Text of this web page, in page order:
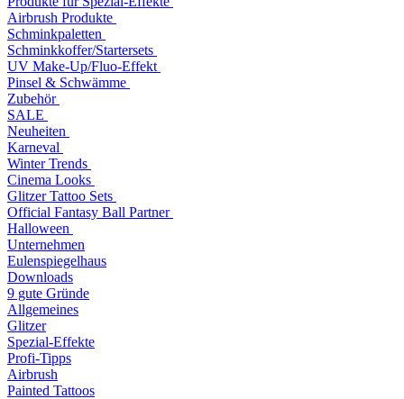
Airbrush Produkte
Schminkpaletten
Schminkkoffer/Startersets
UV Make-Up/Fluo-Effekt
Pinsel & Schwämme
Zubehör
SALE
Neuheiten
Karneval
Winter Trends
Cinema Looks
Glitzer Tattoo Sets
Official Fantasy Ball Partner
Halloween
Unternehmen
Eulenspiegelhaus
Downloads
9 gute Gründe
Allgemeines
Glitzer
Spezial-Effekte
Profi-Tipps
Airbrush
Painted Tattoos